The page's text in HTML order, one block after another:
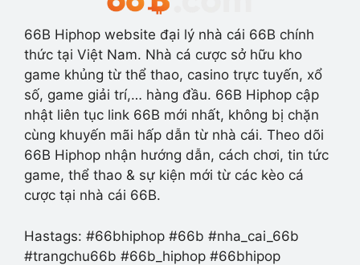
66B Hiphop website đại lý nhà cái 66B chính
thức tại Việt Nam. Nhà cá cược sở hữu kho
game khủng từ thể thao, casino trực tuyến, xổ
số, game giải trí,… hàng đầu. 66B Hiphop cập
nhật liên tục link 66B mới nhất, không bị chặn
cùng khuyến mãi hấp dẫn từ nhà cái. Theo dõi
66B Hiphop nhận hướng dẫn, cách chơi, tin tức
game, thể thao & sự kiện mới từ các kèo cá
cược tại nhà cái 66B.
Hastags: #66bhiphop #66b #nha_cai_66b
#trangchu66b #66b_hiphop #66bhipop